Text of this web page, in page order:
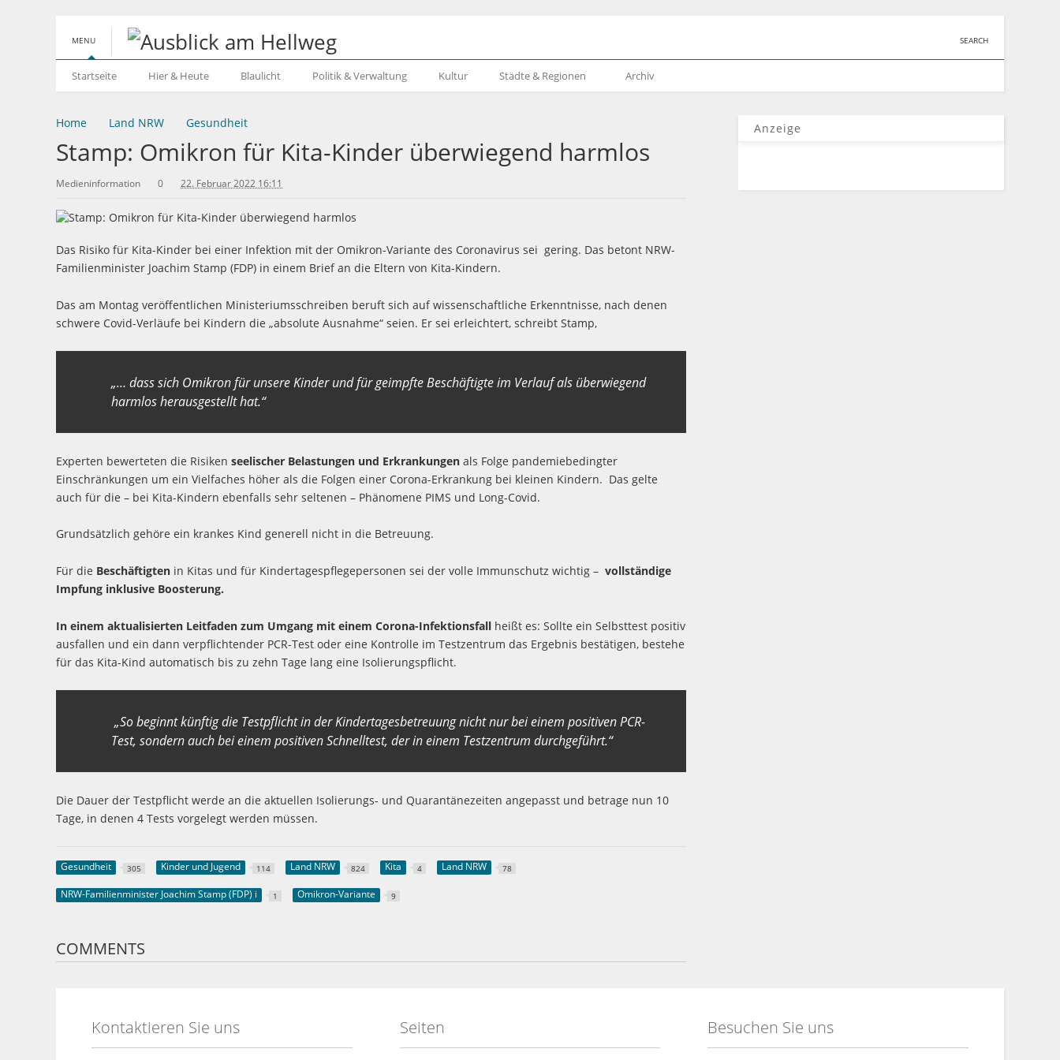
MENU SEARCH
Startseite Hier & Heute Blaulicht Politik & Verwaltung Kultur Städte & Regionen Archiv
Home Land NRW Gesundheit
Stamp: Omikron für Kita-Kinder überwiegend harmlos
Medieninformation 0 22. Februar 2022 16:11
Das Risiko für Kita-Kinder bei einer Infektion mit der Omikron-Variante des Coronavirus sei gering. Das betont NRW-
Familienminister Joachim Stamp (FDP) in einem Brief an die Eltern von Kita-Kindern.
Das am Montag veröffentlichen Ministeriumsschreiben beruft sich auf wissenschaftliche Erkenntnisse, nach denen
schwere Covid-Verläufe bei Kindern die „absolute Ausnahme“ seien. Er sei erleichtert, schreibt Stamp,
„… dass sich Omikron für unsere Kinder und für geimpfte Beschäftigte im Verlauf als überwiegend
harmlos herausgestellt hat.“
Experten bewerteten die Risiken seelischer Belastungen und Erkrankungen als Folge pandemiebedingter
Einschränkungen um ein Vielfaches höher als die Folgen einer Corona-Erkrankung bei kleinen Kindern. Das gelte
auch für die – bei Kita-Kindern ebenfalls sehr seltenen – Phänomene PIMS und Long-Covid.
Grundsätzlich gehöre ein krankes Kind generell nicht in die Betreuung.
Für die Beschäftigten in Kitas und für Kindertagespflegepersonen sei der volle Immunschutz wichtig –vollständige
Impfung inklusive Boosterung.
In einem aktualisierten Leitfaden zum Umgang mit einem Corona-Infektionsfall heißt es: Sollte ein Selbsttest positiv
ausfallen und ein dann verpflichtender PCR-Test oder eine Kontrolle im Testzentrum das Ergebnis bestätigen, bestehe
für das Kita-Kind automatisch bis zu zehn Tage lang eine Isolierungspflicht.
„So beginnt künftig die Testpflicht in der Kindertagesbetreuung nicht nur bei einem positiven PCR-
Test, sondern auch bei einem positiven Schnelltest, der in einem Testzentrum durchgeführt.“
Die Dauer der Testpflicht werde an die aktuellen Isolierungs- und Quarantänezeiten angepasst und betrage nun 10
Tage, in denen 4 Tests vorgelegt werden müssen.
Gesundheit 305 Kinder und Jugend 114 Land NRW 824 Kita 4 Land NRW 78
NRW-Familienminister Joachim Stamp (FDP) i 1 Omikron-Variante 9
COMMENTS
Anzeige
Kontaktieren Sie uns Seiten Besuchen Sie uns